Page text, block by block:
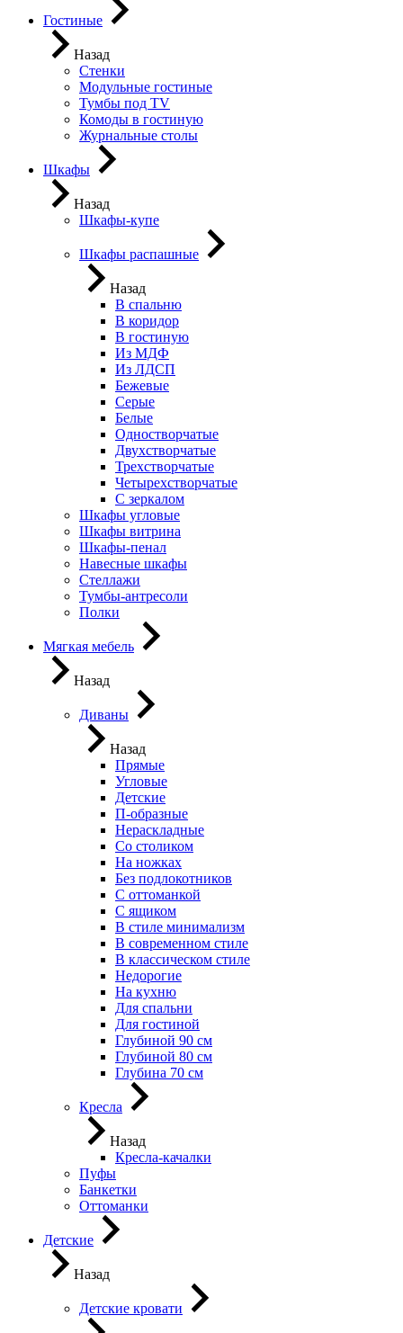
Гостиные
Назад
Стенки
Модульные гостиные
Тумбы под ТV
Комоды в гостиную
Журнальные столы
Шкафы
Назад
Шкафы-купе
Шкафы распашные
Назад
В спальню
В коридор
В гостиную
Из МДФ
Из ЛДСП
Бежевые
Серые
Белые
Одностворчатые
Двухстворчатые
Трехстворчатые
Четырехстворчатые
С зеркалом
Шкафы угловые
Шкафы витрина
Шкафы-пенал
Навесные шкафы
Стеллажи
Тумбы-антресоли
Полки
Мягкая мебель
Назад
Диваны
Назад
Прямые
Угловые
Детские
П-образные
Нераскладные
Со столиком
На ножках
Без подлокотников
С оттоманкой
С ящиком
В стиле минимализм
В современном стиле
В классическом стиле
Недорогие
На кухню
Для спальни
Для гостиной
Глубиной 90 см
Глубиной 80 см
Глубина 70 см
Кресла
Назад
Кресла-качалки
Пуфы
Банкетки
Оттоманки
Детские
Назад
Детские кровати